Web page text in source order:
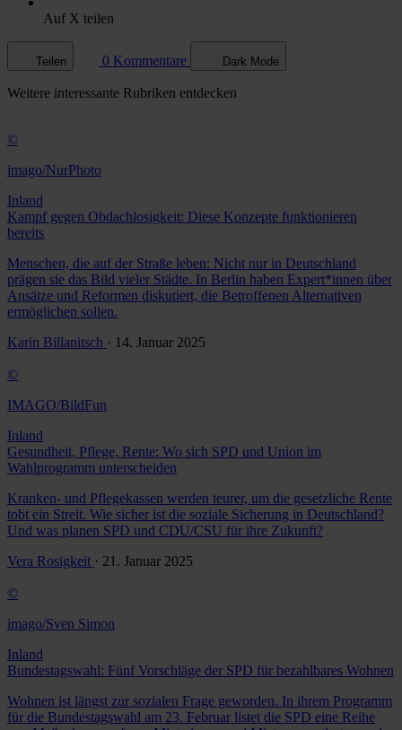
Auf X teilen
Teilen 0 Kommentare Dark Mode
Weitere interessante Rubriken entdecken
©
imago/NurPhoto
Inland
Kampf gegen Obdachlosigkeit: Diese Konzepte funktionieren
bereits
Menschen, die auf der Straße leben: Nicht nur in Deutschland
prägen sie das Bild vieler Städte. In Berlin haben Expert*innen über
Ansätze und Reformen diskutiert, die Betroffenen Alternativen
ermöglichen sollen.
Karin Billanitsch · 14. Januar 2025
©
IMAGO/BildFun
Inland
Gesundheit, Pflege, Rente: Wo sich SPD und Union im
Wahlprogramm unterscheiden
Kranken- und Pflegekassen werden teurer, um die gesetzliche Rente
tobt ein Streit. Wie sicher ist die soziale Sicherung in Deutschland?
Und was planen SPD und CDU/CSU für ihre Zukunft?
Vera Rosigkeit · 21. Januar 2025
©
imago/Sven Simon
Inland
Bundestagswahl: Fünf Vorschläge der SPD für bezahlbares Wohnen
Wohnen ist längst zur sozialen Frage geworden. In ihrem Programm
für die Bundestagswahl am 23. Februar listet die SPD eine Reihe